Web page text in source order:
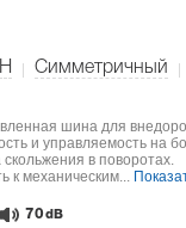
H Симметричный
шина для
и управляемость на
в поворотах.
к механическим...
70 dB